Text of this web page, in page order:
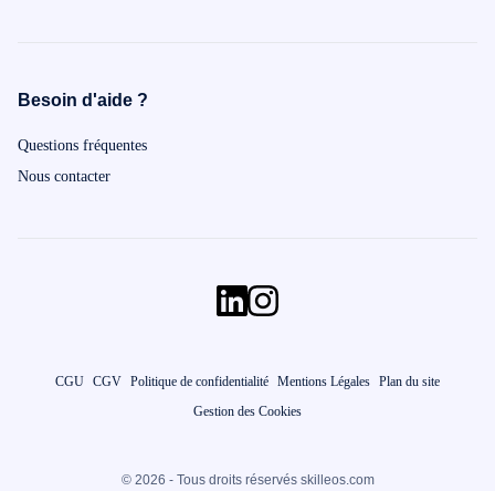
Besoin d'aide ?
Questions fréquentes
Nous contacter
CGU CGV Politique de confidentialité Mentions Légales Plan du site
Gestion des Cookies
© 2026 - Tous droits réservés skilleos.com